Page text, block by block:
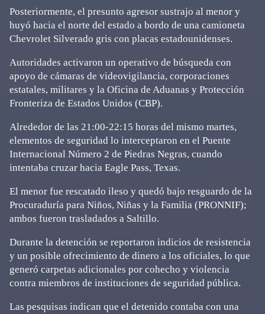
Posteriormente, el presunto agresor sustrajo al menor y
huyó hacia el norte del estado a bordo de una camioneta
Chevrolet Silverado gris con placas estadounidenses.
Autoridades activaron un operativo de búsqueda con
apoyo de cámaras de videovigilancia, corporaciones
estatales, militares y la Oficina de Aduanas y Protección
Fronteriza de Estados Unidos (CBP).
Alrededor de las 21:00-22:15 horas del mismo martes,
elementos de seguridad lo interceptaron en el Puente
Internacional Número 2 de Piedras Negras, cuando
intentaba cruzar hacia Eagle Pass, Texas.
El menor fue rescatado ileso y quedó bajo resguardo de la
Procuraduría para Niños, Niñas y la Familia (PRONNIF);
ambos fueron trasladados a Saltillo.
Durante la detención se reportaron indicios de resistencia
y un posible ofrecimiento de dinero a los oficiales, lo que
generó carpetas adicionales por cohecho y violencia
contra miembros de instituciones de seguridad pública.
Las pesquisas indican que el detenido contaba con una